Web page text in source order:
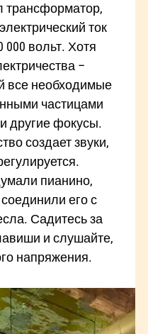
трансформатор,
ток
вольт. Хотя
–
все необходимые
частицами
другие фокусы.
создает звуки,
пианино,
его с
Садитесь за
и слушайте,
напряжения.